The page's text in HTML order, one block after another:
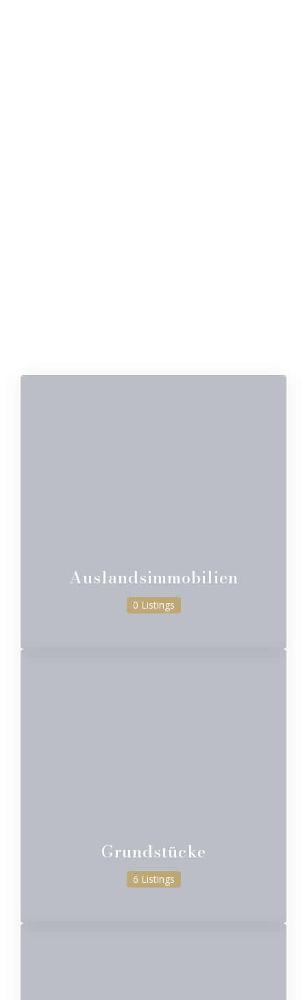
Auslandsimmobilien
0 Listings
Grundstücke
6 Listings